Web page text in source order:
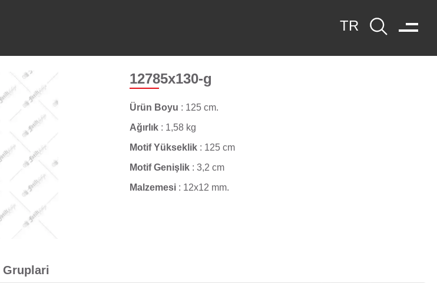
12785x130-g
Ürün Boyu : 125 cm.
Ağırlık : 1,58 kg
Motif Yükseklik : 125 cm
Motif Genişlik : 3,2 cm
Malzemesi : 12x12 mm.
Gruplari